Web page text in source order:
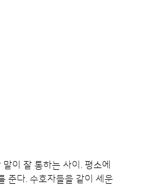
이 잘 통하는 사이. 평소에
준다. 수호자들을 같이 세운